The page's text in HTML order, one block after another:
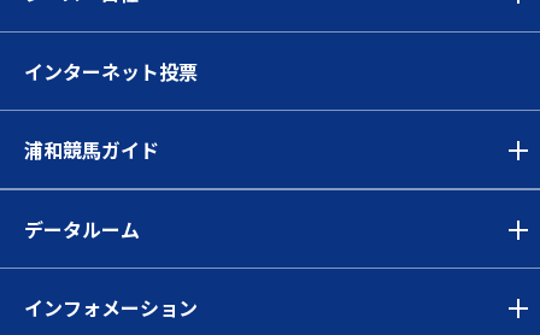
インターネット投票
浦和競馬ガイド
データルーム
インフォメーション